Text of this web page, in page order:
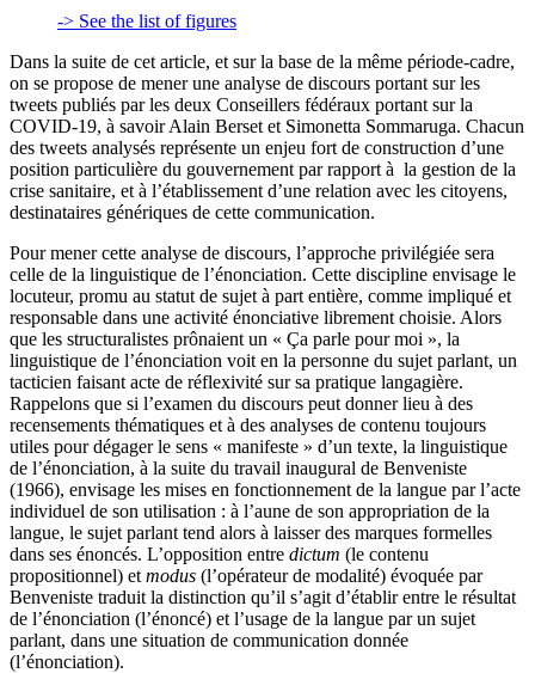
-> See the list of figures
Dans la suite de cet article, et sur la base de la même période-cadre,
on se propose de mener une analyse de discours portant sur les
tweets publiés par les deux Conseillers fédéraux portant sur la
COVID-19, à savoir Alain Berset et Simonetta Sommaruga. Chacun
des tweets analysés représente un enjeu fort de construction d’une
position particulière du gouvernement par rapport à la gestion de la
crise sanitaire, et à l’établissement d’une relation avec les citoyens,
destinataires génériques de cette communication.
Pour mener cette analyse de discours, l’approche privilégiée sera
celle de la linguistique de l’énonciation. Cette discipline envisage le
locuteur, promu au statut de sujet à part entière, comme impliqué et
responsable dans une activité énonciative librement choisie. Alors
que les structuralistes prônaient un « Ça parle pour moi », la
linguistique de l’énonciation voit en la personne du sujet parlant, un
tacticien faisant acte de réflexivité sur sa pratique langagière.
Rappelons que si l’examen du discours peut donner lieu à des
recensements thématiques et à des analyses de contenu toujours
utiles pour dégager le sens « manifeste » d’un texte, la linguistique
de l’énonciation, à la suite du travail inaugural de Benveniste
(1966), envisage les mises en fonctionnement de la langue par l’acte
individuel de son utilisation : à l’aune de son appropriation de la
langue, le sujet parlant tend alors à laisser des marques formelles
dans ses énoncés. L’opposition entre dictum (le contenu
propositionnel) et modus (l’opérateur de modalité) évoquée par
Benveniste traduit la distinction qu’il s’agit d’établir entre le résultat
de l’énonciation (l’énoncé) et l’usage de la langue par un sujet
parlant, dans une situation de communication donnée
(l’énonciation).